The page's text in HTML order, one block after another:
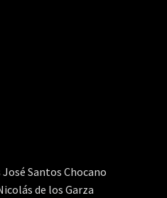
Santos Chocano
de los Garza